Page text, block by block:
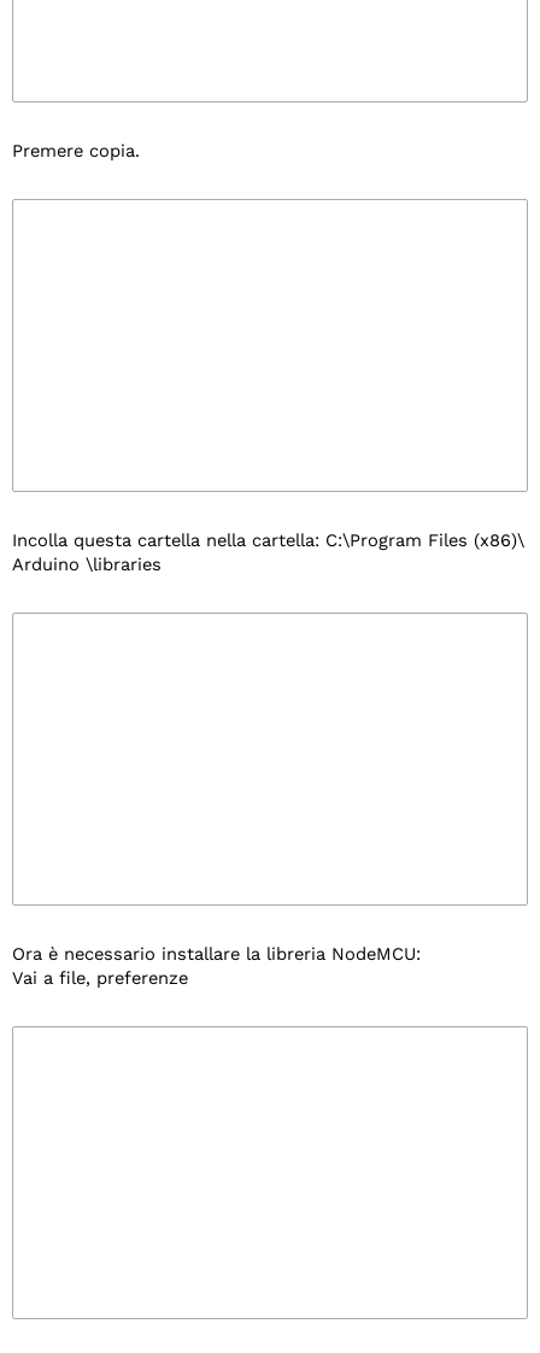
Premere copia.
Incolla questa cartella nella cartella: C:\Program Files (x86)\
Arduino \libraries
Ora è necessario installare la libreria NodeMCU:
Vai a file, preferenze